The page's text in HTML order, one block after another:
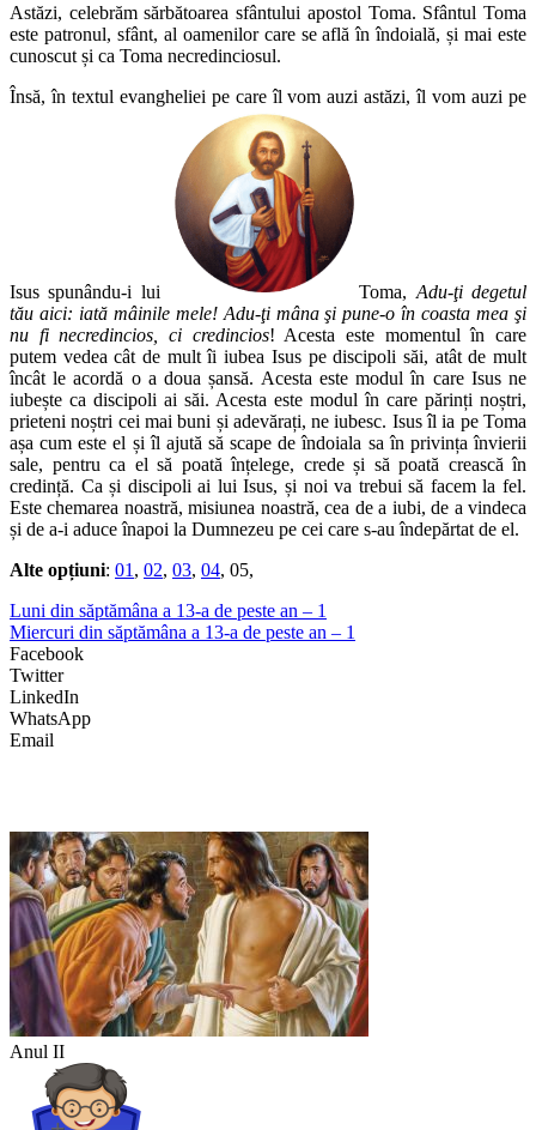
Astăzi, celebrăm sărbătoarea sfântului apostol Toma. Sfântul Toma
este patronul, sfânt, al oamenilor care se află în îndoială, și mai este
cunoscut și ca Toma necredinciosul.
Însă, în textul evangheliei pe care îl vom auzi astăzi, îl vom auzi pe
Isus spunându-i lui Toma, Adu-ţi degetul
tău aici: iată mâinile mele! Adu-ţi mâna şi pune-o în coasta mea şi
nu fi necredincios, ci credincios! Acesta este momentul în care
putem vedea cât de mult îi iubea Isus pe discipoli săi, atât de mult
încât le acordă o a doua șansă. Acesta este modul în care Isus ne
iubește ca discipoli ai săi. Acesta este modul în care părinți noștri,
prieteni noștri cei mai buni și adevărați, ne iubesc. Isus îl ia pe Toma
așa cum este el și îl ajută să scape de îndoiala sa în privința învierii
sale, pentru ca el să poată înțelege, crede și să poată crească în
credință. Ca și discipoli ai lui Isus, și noi va trebui să facem la fel.
Este chemarea noastră, misiunea noastră, cea de a iubi, de a vindeca
și de a-i aduce înapoi la Dumnezeu pe cei care s-au îndepărtat de el.
Alte opțiuni: 01 , 02, 03, 04, 05,
Luni din săptămâna a 13-a de peste an – 1
Miercuri din săptămâna a 13-a de peste an – 1
Facebook
Twitter
LinkedIn
WhatsApp
Email
Anul II